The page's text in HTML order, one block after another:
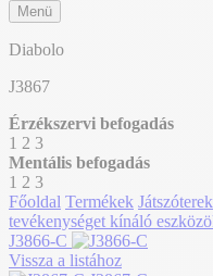
Menü
Diabolo
J3867
Érzékszervi befogadás
1 2 3
Mentális befogadás
1 2 3
Főoldal Termékek Játszóterek
tevékenységet kínáló
J3866-C
Vissza a listához